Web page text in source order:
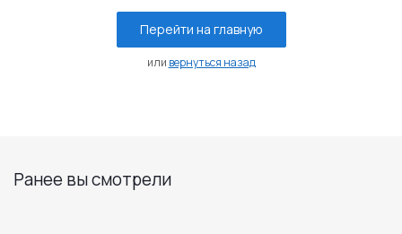
Перейти на главную
или вернуться назад
Ранее вы смотрели